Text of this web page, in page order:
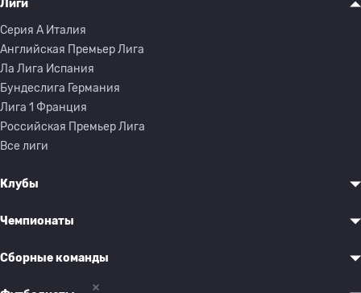
Лиги
Серия A Италия
Английская Премьер Лига
Ла Лига Испания
Бундеслига Германия
Лига 1 Франция
Российская Премьер Лига
Все лиги
Клубы
Чемпионаты
Сборные команды